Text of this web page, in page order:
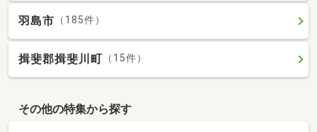
羽島市 （185件）
揖斐郡揖斐川町 （15件）
その他の特集から探す